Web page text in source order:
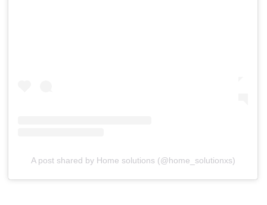
A post shared by Home solutions (@home_solutionxs)